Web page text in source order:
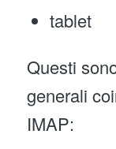
tablet
Questi
generali
IMAP: